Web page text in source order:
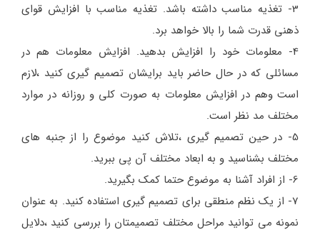
3- تغذیه مناسب داشته باشد. تغذیه مناسب با افزایش قوای
ذهنی قدرت شما را بالا خواهد برد.
4- معلومات خود را افزایش بدهید. افزایش معلومات هم در
مسائلی که در حال حاضر باید برایشان تصمیم گیری کنید ،لازم
است وهم در افزایش معلومات به صورت کلی و روزانه در موارد
مختلف مد نظر است.
5- در حین تصمیم گیری ،تلاش کنید موضوع را از جنبه های
مختلف بشناسید و به ابعاد مختلف آن پی ببرید.
6- از افراد آشنا به موضوع حتما کمک بگیرید.
7- از یک نظم منطقی برای تصمیم گیری استفاده کنید. به عنوان
نمونه می توانید مراحل مختلف تصمیمتان را بررسی کنید ،دلایل